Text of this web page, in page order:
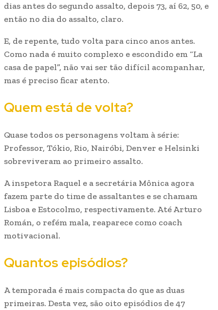
dias antes do segundo assalto, depois 73, aí 62, 50, e
então no dia do assalto, claro.
E, de repente, tudo volta para cinco anos antes.
Como nada é muito complexo e escondido em “La
casa de papel”, não vai ser tão difícil acompanhar,
mas é preciso ficar atento.
Quem está de volta?
Quase todos os personagens voltam à série:
Professor, Tókio, Rio, Nairóbi, Denver e Helsinki
sobreviveram ao primeiro assalto.
A inspetora Raquel e a secretária Mônica agora
fazem parte do time de assaltantes e se chamam
Lisboa e Estocolmo, respectivamente. Até Arturo
Román, o refém mala, reaparece como coach
motivacional.
Quantos episódios?
A temporada é mais compacta do que as duas
primeiras. Desta vez, são oito episódios de 47